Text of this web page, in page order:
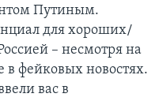
Путиным.
для хороших/
– несмотря на
в фейковых новостях.
вас в